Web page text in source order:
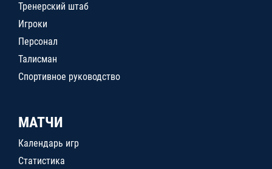
Тренерский штаб
Игроки
Персонал
Талисман
Спортивное руководство
МАТЧИ
Календарь игр
Статистика